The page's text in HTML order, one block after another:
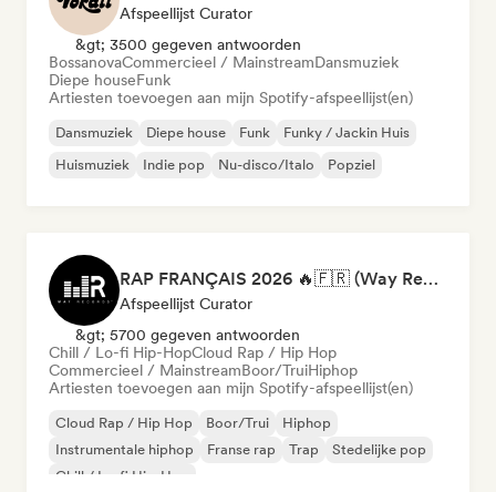
Afspeellijst Curator
&gt; 3500 gegeven antwoorden
BossanovaCommercieel / MainstreamDansmuziek
Diepe houseFunk
Artiesten toevoegen aan mijn Spotify-afspeellijst(en)
Dansmuziek Diepe house Funk
Funky / Jackin Huis
Huismuziek
Indie pop Nu-disco/Italo Popziel
RAP FRANÇAIS 2026 🔥🇫🇷 (Way Records)
Afspeellijst Curator
&gt; 5700 gegeven antwoorden
Chill / Lo-fi Hip-HopCloud Rap / Hip Hop
Commercieel / MainstreamBoor/TruiHiphop
Artiesten toevoegen aan mijn Spotify-afspeellijst(en)
Cloud Rap / Hip Hop Boor/Trui
Hiphop
Instrumentale hiphop
Franse rap Trap
Stedelijke pop
Chill / Lo-fi Hip-Hop